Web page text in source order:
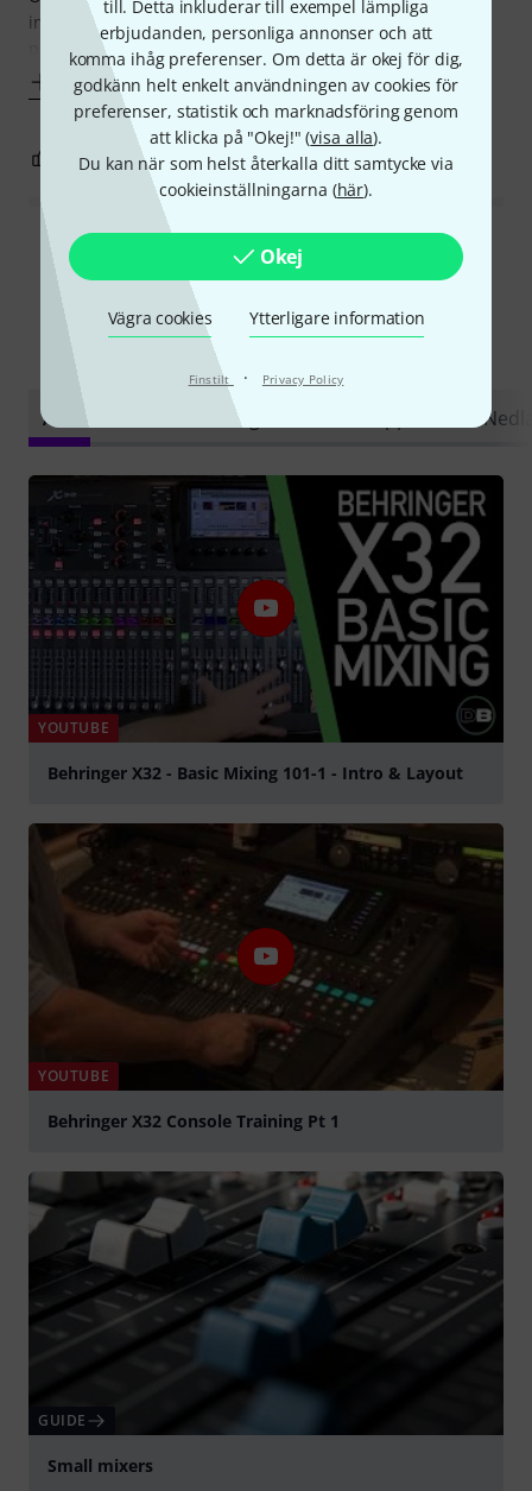
till. Detta inkluderar till exempel lämpliga
erbjudanden, personliga annonser och att
komma ihåg preferenser. Om detta är okej för dig,
godkänn helt enkelt användningen av cookies för
preferenser, statistik och marknadsföring genom
att klicka på "Okej!" (visa alla).
Du kan när som helst återkalla ditt samtycke via
cookieinställningarna (här).
Okej
Vägra cookies Ytterligare information
Finstilt · Privacy Policy
inställning när de är klara för vi har förprogrammerade
program som gör allt så
Visa mer
0 ANMÄL RECENSION
Läs alla recensioner
Visste du?
Alla Onlineguide
YOUTUBE
Behringer X32 - Basic Mixing 101-1 - Intro & Layout
YOUTUBE
Behringer X32 Console Training Pt 1
GUIDE
Small mixers